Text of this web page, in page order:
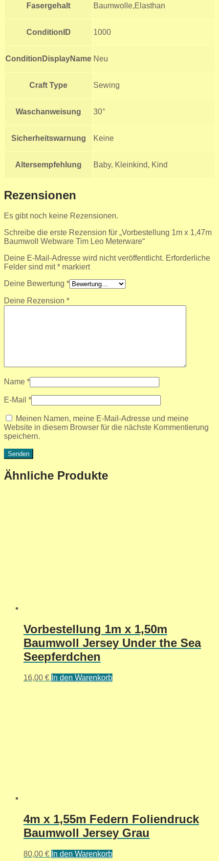
Fasergehalt Baumwolle,Elasthan
ConditionID 1000
ConditionDisplayName Neu
Craft Type Sewing
Waschanweisung 30°
Sicherheitswarnung Keine
Altersempfehlung Baby, Kleinkind, Kind
Rezensionen
Es gibt noch keine Rezensionen.
Schreibe die erste Rezension für „Vorbestellung 1m x 1,47m
Baumwoll Webware Tim Leo Meterware“
Deine E-Mail-Adresse wird nicht veröffentlicht. Erforderliche
Felder sind mit* markiert
Deine Bewertung *
Deine Rezension *
Name *
E-Mail *
Meinen Namen, meine E-Mail-Adresse und meine
Website in diesem Browser für die nächste Kommentierung
speichern.
Ähnliche Produkte
Vorbestellung 1m x 1,50m
Baumwoll Jersey Under the Sea
Seepferdchen
16,00 € In den Warenkorb
4m x 1,55m Federn Foliendruck
Baumwoll Jersey Grau
80,00 € In den Warenkorb